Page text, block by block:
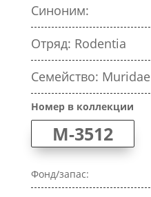
Синоним:
Отряд: Rodentia
Семейство: Muridae
Номер в коллекции
M-3512
Фонд/запас: